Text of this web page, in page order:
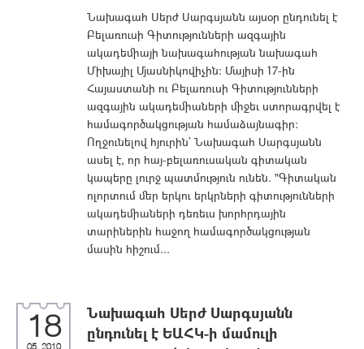
Նախագահ Սերժ Սարգսյանն այսօր ընդունել է
Բելառուսի Գիտությունների ազգային
ակադեմիայի նախագահության նախագահ
Միխայիլ Մյասնիկովիչին: Մայիսի 17-ին
Հայաստանի ու Բելառուսի Գիտությունների
ազգային ակադեմիաների միջեւ ստորագրվել է
համագործակցության համաձայնագիր:
Ողջունելով հյուրին` Նախագահ Սարգսյանն
ասել է, որ հայ-բելառուսական գիտական
կապերը լուրջ պատմություն ունեն. "Գիտական
ոլորտում մեր երկու երկրների գիտությունների
ակադեմիաների դեռեւս խորհրդային
տարիներին հաջող համագործակցության
մասին հիշում...
18
05, 2010
Նախագահ Սերժ Սարգսյանն
ընդունել է ԵԱՀԿ-ի մամուլի